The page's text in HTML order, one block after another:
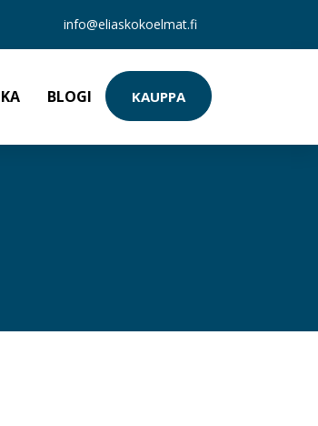
info@eliaskokoelmat.fi
BLOGI KAUPPA